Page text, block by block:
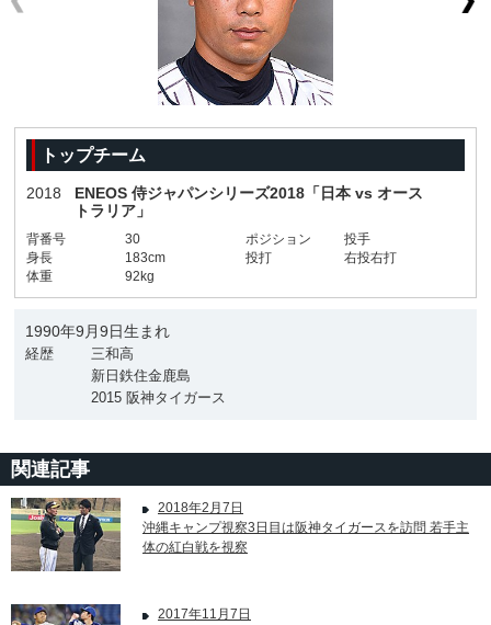
トップチーム
2018
ENEOS 侍ジャパンシリーズ2018「日本 vs オース
トラリア」
背番号 30 ポジション
投手
身長
183cm 投打
右投右打
体重
92kg
1990年9月9日生まれ
経歴
三和高
新日鉄住金鹿島
2015 阪神タイガース
関連記事
2018年2月7日
沖縄キャンプ視察3日目は阪神タイガースを訪問 若手主
体の紅白戦を視察
2017年11月7日